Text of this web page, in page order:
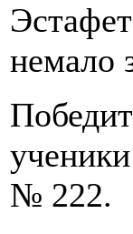
немало
№ 222.